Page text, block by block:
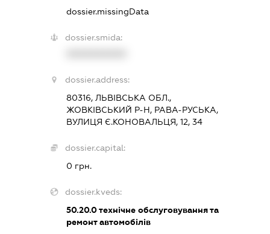
dossier.missingData
dossier.smida:
dossier.address:
80316, ЛЬВІВСЬКА ОБЛ.,
ЖОВКІВСЬКИЙ Р-Н, РАВА-РУСЬКА,
ВУЛИЦЯ Є.КОНОВАЛЬЦЯ, 12, 34
dossier.capital:
0 грн.
dossier.kveds:
50.20.0технічне обслуговування та
ремонт автомобілів